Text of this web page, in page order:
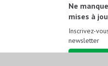
Ne
mises à
Inscrivez-
newsletter